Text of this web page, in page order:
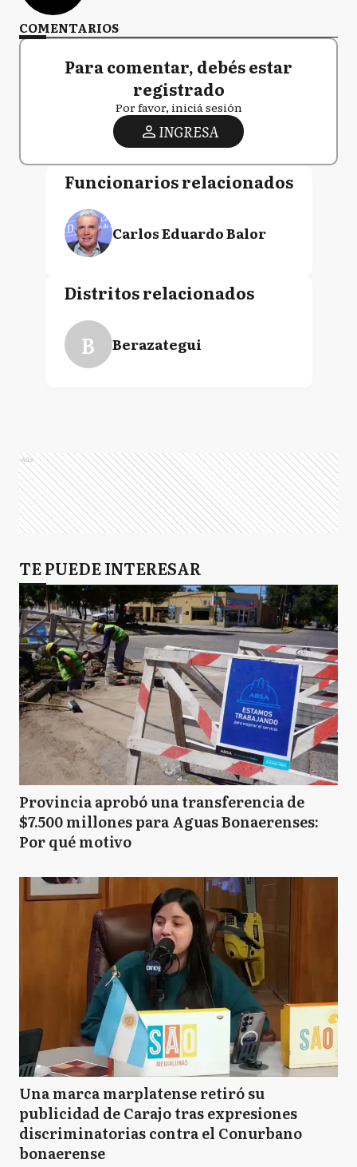
COMENTARIOS
Para comentar, debés estar
registrado
Por favor, iniciá sesión
INGRESA
Funcionarios relacionados
Carlos Eduardo Balor
Distritos relacionados
B Berazategui
Ads
TE PUEDE INTERESAR
Provincia aprobó una transferencia de
$7.500 millones para Aguas Bonaerenses:
Por qué motivo
Una marca marplatense retiró su
publicidad de Carajo tras expresiones
discriminatorias contra el Conurbano
bonaerense